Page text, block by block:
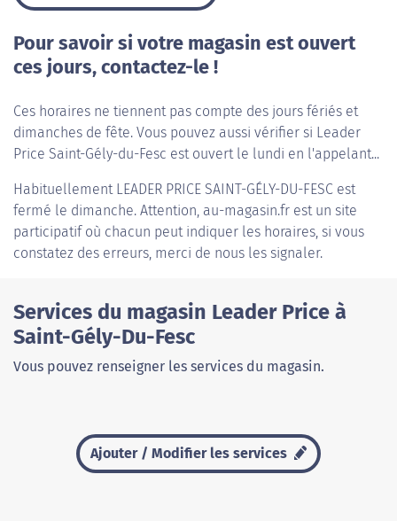
Pour savoir si votre magasin est ouvert
ces jours, contactez-le !
Ces horaires ne tiennent pas compte des jours fériés et
dimanches de fête. Vous pouvez aussi vérifier si Leader
Price Saint-Gély-du-Fesc est ouvert le lundi en l'appelant...
Habituellement LEADER PRICE SAINT-GÉLY-DU-FESC est
fermé le dimanche. Attention, au-magasin.fr est un site
participatif où chacun peut indiquer les horaires, si vous
constatez des erreurs, merci de nous les signaler.
Services du magasin Leader Price à
Saint-Gély-Du-Fesc
Vous pouvez renseigner les services du magasin.
Ajouter / Modifier les services